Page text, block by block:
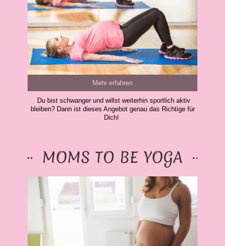
Mehr erfahren
Du bist schwanger und willst weiterhin sportlich aktiv
bleiben? Dann ist dieses Angebot genau das Richtige für
Dich!
MOMS TO BE YOGA